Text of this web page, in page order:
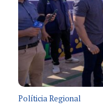
Políticia Regional